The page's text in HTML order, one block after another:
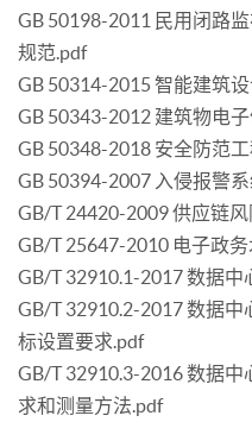
GB 50198-2011 民用闭路
规范.pdf
GB 50314-2015 智能建筑
GB 50343-2012 建筑物电
GB 50348-2018 安全防范
GB 50394-2007 入侵报警
GB/T 24420-2009 供应链
GB/T 25647-2010 电子政
GB/T 32910.1-2017 数据中
GB/T 32910.2-2017 数据
标设置要求.pdf
GB/T 32910.3-2016 数据中
求和测量方法.pdf